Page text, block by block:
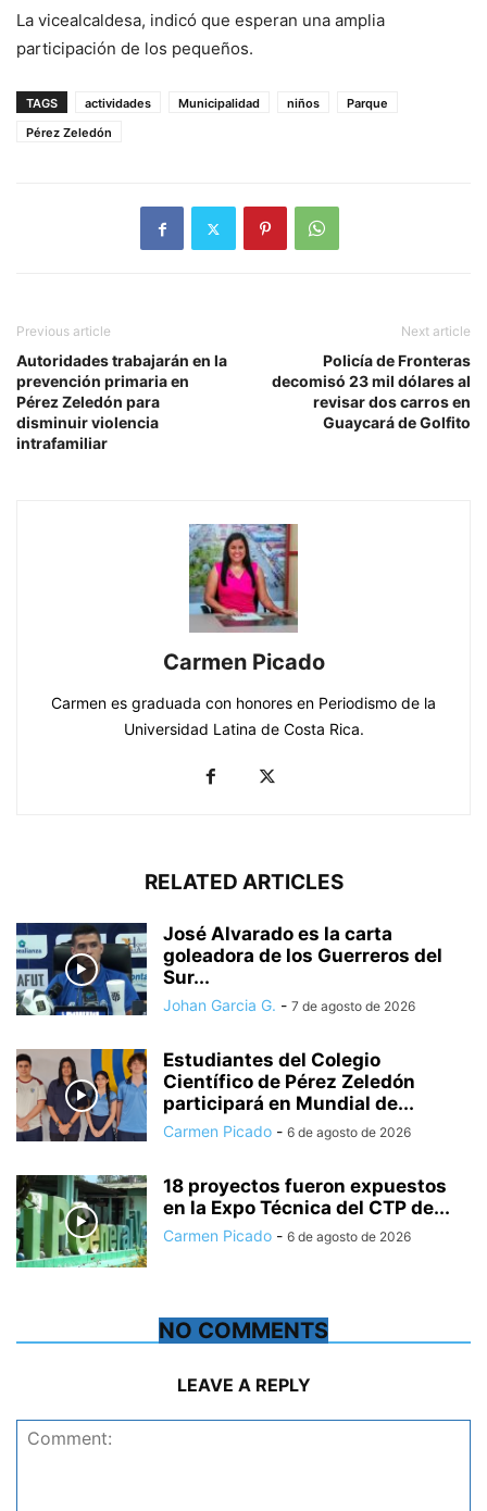
La vicealcaldesa, indicó que esperan una amplia
participación de los pequeños.
TAGS actividades Municipalidad niños
Parque
Pérez Zeledón
Previous article
Autoridades trabajarán en la
prevención primaria en
Pérez Zeledón para
disminuir violencia
intrafamiliar
Next article
Policía de Fronteras
decomisó 23 mil dólares al
revisar dos carros en
Guaycará de Golfito
Carmen Picado
Carmen es graduada con honores en Periodismo de la
Universidad Latina de Costa Rica.
RELATED ARTICLES
José Alvarado es la carta
goleadora de los Guerreros del
Sur...
Johan Garcia G. - 7 de agosto de 2026
Estudiantes del Colegio
Científico de Pérez Zeledón
participará en Mundial de...
Carmen Picado - 6 de agosto de 2026
18 proyectos fueron expuestos
en la Expo Técnica del CTP de...
Carmen Picado - 6 de agosto de 2026
NO COMMENTS
LEAVE A REPLY